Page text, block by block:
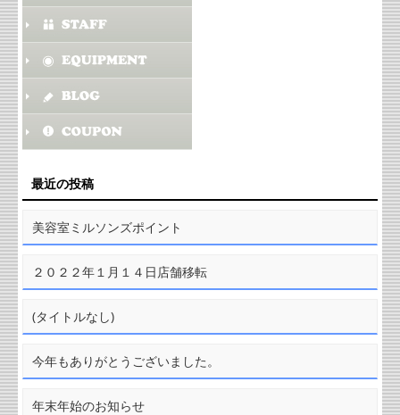
最近の投稿
美容室ミルソンズポイント
２０２２年１月１４日店舗移転
(タイトルなし)
今年もありがとうございました。
年末年始のお知らせ